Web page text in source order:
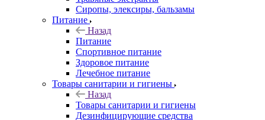
Сиропы, элексиры, бальзамы
Питание
Назад
Питание
Спортивное питание
Здоровое питание
Лечебное питание
Товары санитарии и гигиены
Назад
Товары санитарии и гигиены
Дезинфицирующие средства